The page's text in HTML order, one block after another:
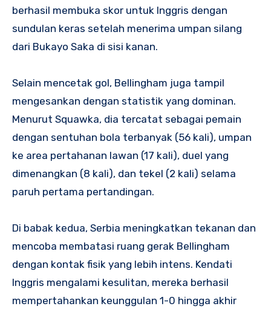
berhasil membuka skor untuk Inggris dengan
sundulan keras setelah menerima umpan silang
dari Bukayo Saka di sisi kanan.
Selain mencetak gol, Bellingham juga tampil
mengesankan dengan statistik yang dominan.
Menurut Squawka, dia tercatat sebagai pemain
dengan sentuhan bola terbanyak (56 kali), umpan
ke area pertahanan lawan (17 kali), duel yang
dimenangkan (8 kali), dan tekel (2 kali) selama
paruh pertama pertandingan.
Di babak kedua, Serbia meningkatkan tekanan dan
mencoba membatasi ruang gerak Bellingham
dengan kontak fisik yang lebih intens. Kendati
Inggris mengalami kesulitan, mereka berhasil
mempertahankan keunggulan 1-0 hingga akhir